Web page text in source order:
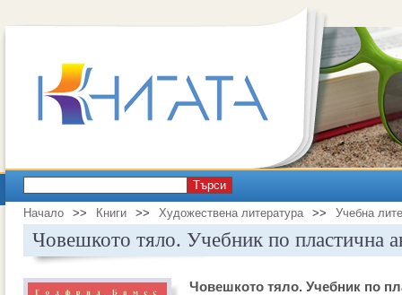
Търси
Начало >> Книги >> Художествена литература >> Учебна
Човешкото тяло. Учебник по пластична
Човешкото тяло. Учебник по